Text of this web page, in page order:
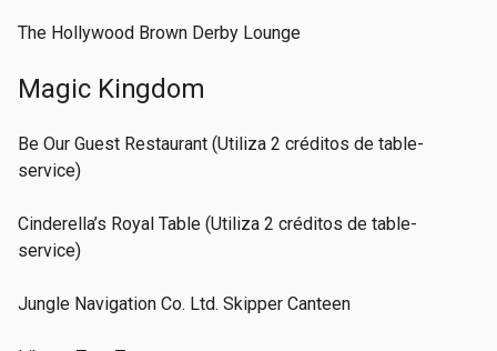
The Hollywood Brown Derby Lounge
Magic Kingdom
Be Our Guest Restaurant (Utiliza 2 créditos de table-
service)
Cinderella’s Royal Table (Utiliza 2 créditos de table-
service)
Jungle Navigation Co. Ltd. Skipper Canteen